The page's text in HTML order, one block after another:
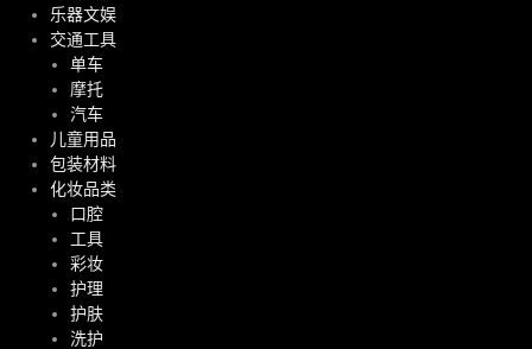
乐器文娱
交通工具
单车
摩托
汽车
儿童用品
包装材料
化妆品类
口腔
工具
彩妆
护理
护肤
洗护